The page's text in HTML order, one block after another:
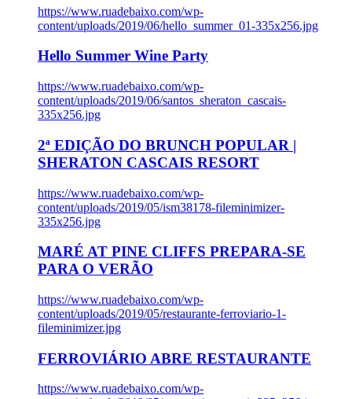
https://www.ruadebaixo.com/wp-
content/uploads/2019/06/hello_summer_01-335x256.jpg
Hello Summer Wine Party
https://www.ruadebaixo.com/wp-
content/uploads/2019/06/santos_sheraton_cascais-
335x256.jpg
2ª EDIÇÃO DO BRUNCH POPULAR |
SHERATON CASCAIS RESORT
https://www.ruadebaixo.com/wp-
content/uploads/2019/05/ism38178-fileminimizer-
335x256.jpg
MARÉ AT PINE CLIFFS PREPARA-SE
PARA O VERÃO
https://www.ruadebaixo.com/wp-
content/uploads/2019/05/restaurante-ferroviario-1-
fileminimizer.jpg
FERROVIÁRIO ABRE RESTAURANTE
https://www.ruadebaixo.com/wp-